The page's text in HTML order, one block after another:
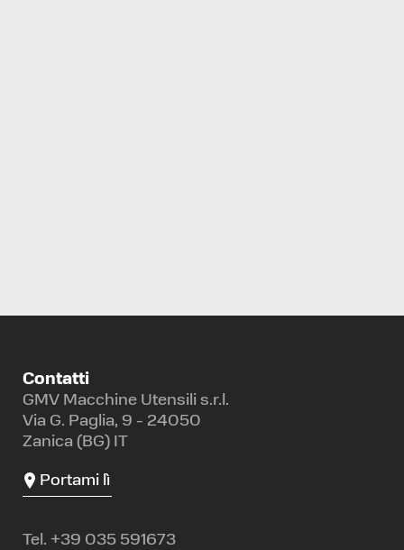
Contatti
GMV Macchine Utensili s.r.l.
Via G. Paglia, 9 - 24050
Zanica (BG) IT
Portami lì
Tel. +39 035 591673